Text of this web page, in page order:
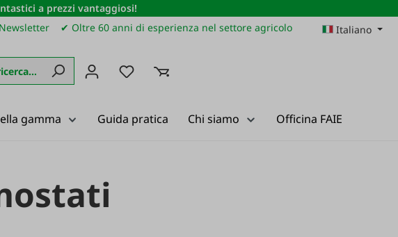
a prezzi vantaggiosi!
✔ Oltre 60 anni di esperienza nel settore agricolo Italiano
Hai 0 articoli nella lista dei desideri
gamma Guida pratica Chi siamo Officina FAIE